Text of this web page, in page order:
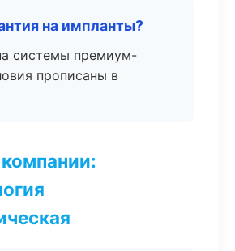
на импланты?
системы премиум-
прописаны в